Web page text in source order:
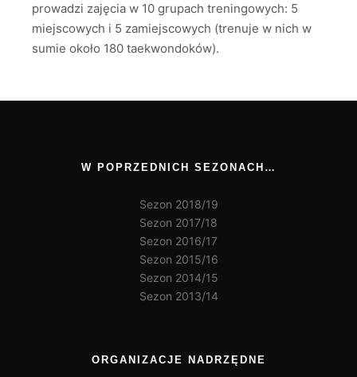
prowadzi zajęcia w 10 grupach treningowych: 5
miejscowych i 5 zamiejscowych (trenuje w nich w
sumie około 180 taekwondoków).
W POPRZEDNICH SEZONACH…
Sezon 2018/19
Sezon 2017/18
Sezon 2016/17
Sezon 2015/16
Sezon 2014/15
Sezon 2013/14
ORGANIZACJE NADRZĘDNE